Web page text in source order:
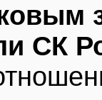
СК